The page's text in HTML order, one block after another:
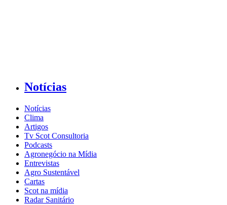
Notícias
Notícias
Clima
Artigos
Tv Scot Consultoria
Podcasts
Agronegócio na Mídia
Entrevistas
Agro Sustentável
Cartas
Scot na mídia
Radar Sanitário